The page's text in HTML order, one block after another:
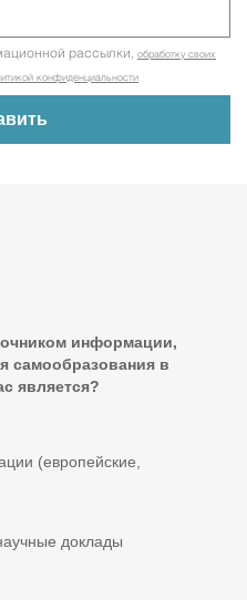
рассылки, обработку своих
конфиденциальности
информации,
самообразования в
является?
(европейские,
доклады